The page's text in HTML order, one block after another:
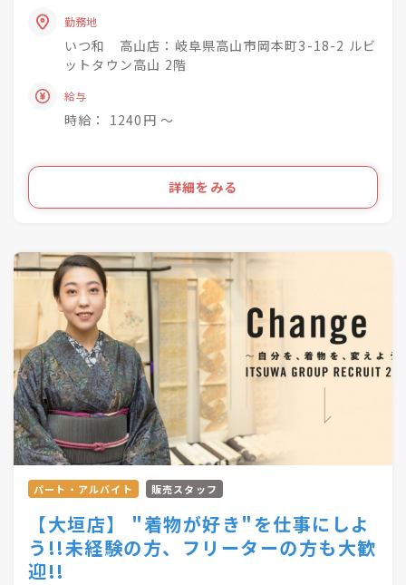
興味関心を深めながら
成長できる社風◎
「いつ和」29店舗
「いつ和・ふるーれ」4店舗
「成人式サロンKiRARA（振袖専門）」 4店舗
「きものの相談窓口MATSUYA」1店舗
●・○・●・○・●・○・●・〇
・おでかけ会 / 着付け教室 / お手入れ相談会のご
案内
お客様のそんな疑問や不安を解消して差し上げて
きものをより身近に、気軽に、そして楽しんで頂
ライフスタイルの多様化を実現するのが私たちの
勤務地
いつ和 高山店：岐阜県高山市岡本町3-18-2 ルビ
ットタウン高山 2階
給与
時給： 1240円 〜
詳細をみる
パート・アルバイト 販売スタッフ
【大垣店】 "着物が好き"を仕事にしよ
う!!未経験の方、フリーターの方も大歓
迎!!